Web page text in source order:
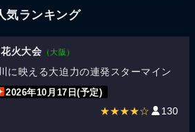
気ランキング
火大会 （大阪）
に映える大迫力の連発スターマイン
2026年10月17日(予定)
★★★★☆ 130